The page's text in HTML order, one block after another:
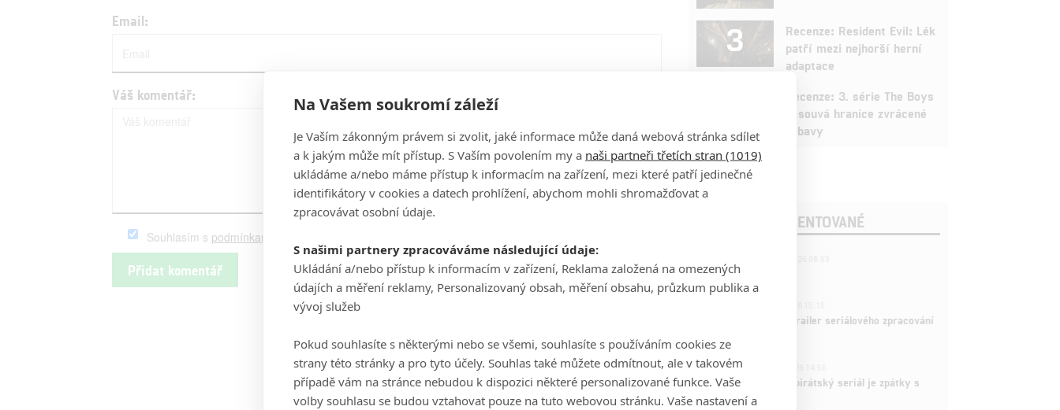
Email:
Váš komentář:
Souhlasím s podmínkami
3
Recenze: Resident Evil: Lék
patří mezi nejhorší herní
adaptace
Recenze: 3. série The Boys
posouvá hranice zvrácené
zábavy
POSLEDNÍ KOMENTOVANÉ
拆彈專家
Harry Potter: První trailer seriálového zpracování
3ČLÁNEK | 15.03.2026 14:56
One Piece: Oblíbený pirátský seriál je zpátky s
novými epizodami
Na Vašem soukromí záleží
Je Vaším zákonným právem si zvolit, jaké informace může daná webová stránka sdílet
a k jakým může mít přístup. S Vaším povolením my a naši partneři třetích stran (1019)
ukládáme a/nebo máme přístup k informacím na zařízení, mezi které patří jedinečné
identifikátory v cookies a datech prohlížení, abychom mohli shromažďovat a
zpracovávat osobní údaje.
S našimi partnery zpracováváme následující údaje:
Ukládání a/nebo přístup k informacím v zařízení, Reklama založená na omezených
údajích a měření reklamy, Personalizovaný obsah, měření obsahu, průzkum publika a
vývoj služeb
Pokud souhlasíte s některými nebo se všemi, souhlasíte s používáním cookies ze
strany této stránky a pro tyto účely. Souhlas také můžete odmítnout, ale v takovém
případě vám na stránce nebudou k dispozici některé personalizované funkce. Vaše
volby souhlasu se budou vztahovat pouze na tuto webovou stránku. Vaše nastavení a